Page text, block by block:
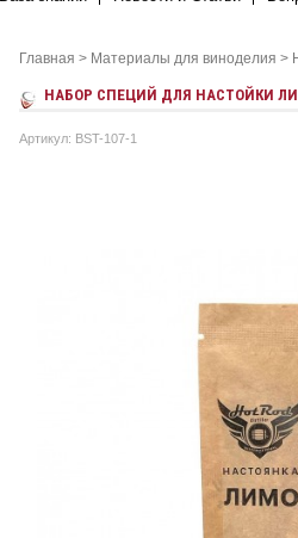
Главная > Материалы для виноделия >
НАБОР СПЕЦИЙ ДЛЯ НАСТОЙКИ
Артикул: BST-107-1